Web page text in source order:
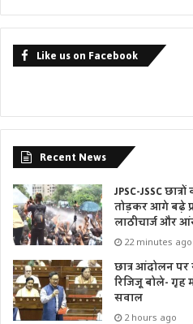
Like us on Facebook
Recent News
JPSC-JSSC
तोड़कर आगे बढ़े
लाठीचार्ज और
22 minutes ago
छात्र आंदोलन
रिजिजू बोले- गृह
सवाल
2 hours ago